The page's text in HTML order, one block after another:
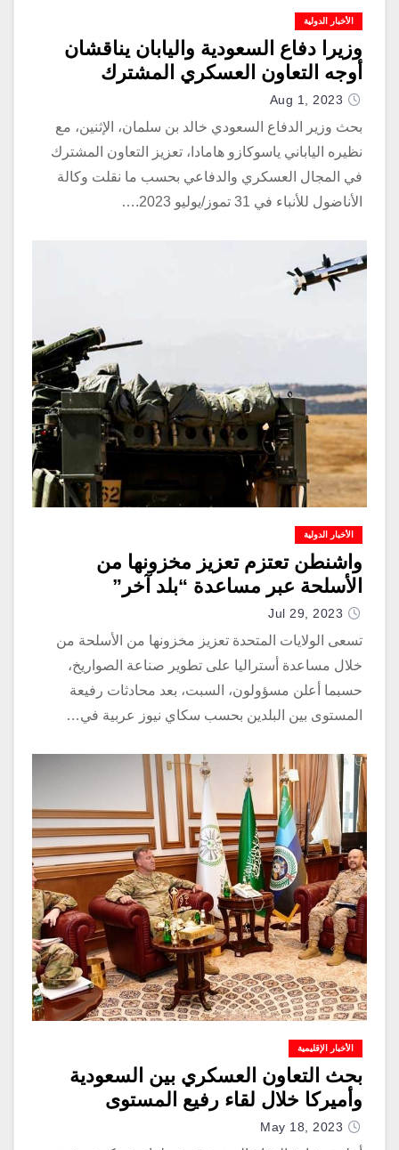
الأخبار الدولية
وزيرا دفاع السعودية واليابان يناقشان
أوجه التعاون العسكري المشترك
Aug 1, 2023
بحث وزير الدفاع السعودي خالد بن سلمان، الإثنين، مع
نظيره الياباني ياسوكازو هامادا، تعزيز التعاون المشترك
في المجال العسكري والدفاعي بحسب ما نقلت وكالة
الأناضول للأنباء في 31 تموز/يوليو 2023.…
الأخبار الدولية
واشنطن تعتزم تعزيز مخزونها من
الأسلحة عبر مساعدة “بلد آخر”
Jul 29, 2023
تسعى الولايات المتحدة تعزيز مخزونها من الأسلحة من
خلال مساعدة أستراليا على تطوير صناعة الصواريخ،
حسبما أعلن مسؤولون، السبت، بعد محادثات رفيعة
المستوى بين البلدين بحسب سكاي نيوز عربية في…
الأخبار الإقليمية
بحث التعاون العسكري بين السعودية
وأميركا خلال لقاء رفيع المستوى
May 18, 2023